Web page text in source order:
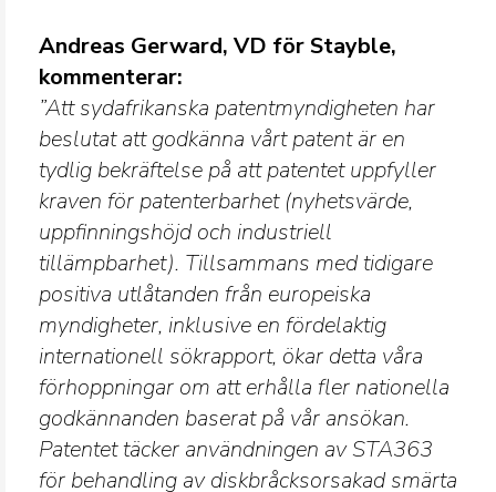
Andreas Gerward, VD för Stayble,
kommenterar:
”Att sydafrikanska patentmyndigheten har
beslutat att godkänna vårt patent är en
tydlig bekräftelse på att patentet uppfyller
kraven för patenterbarhet (nyhetsvärde,
uppfinningshöjd och industriell
tillämpbarhet). Tillsammans med tidigare
positiva utlåtanden från europeiska
myndigheter, inklusive en fördelaktig
internationell sökrapport, ökar detta våra
förhoppningar om att erhålla fler nationella
godkännanden baserat på vår ansökan.
Patentet täcker användningen av STA363
för behandling av diskbråcksorsakad smärta